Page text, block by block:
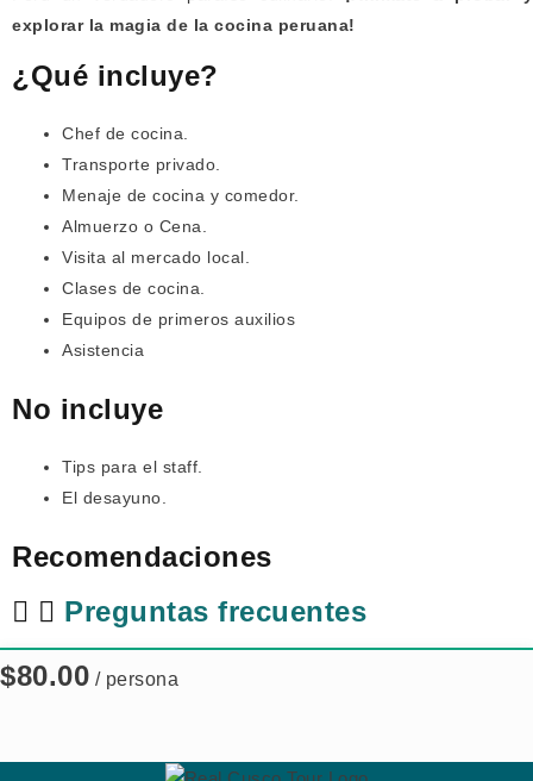
explorar la magia de la cocina peruana!
¿Qué incluye?
Chef de cocina.
Transporte privado.
Menaje de cocina y comedor.
Almuerzo o Cena.
Visita al mercado local.
Clases de cocina.
Equipos de primeros auxilios
Asistencia
No incluye
Tips para el staff.
El desayuno.
Recomendaciones
Preguntas frecuentes
$80.00 / persona